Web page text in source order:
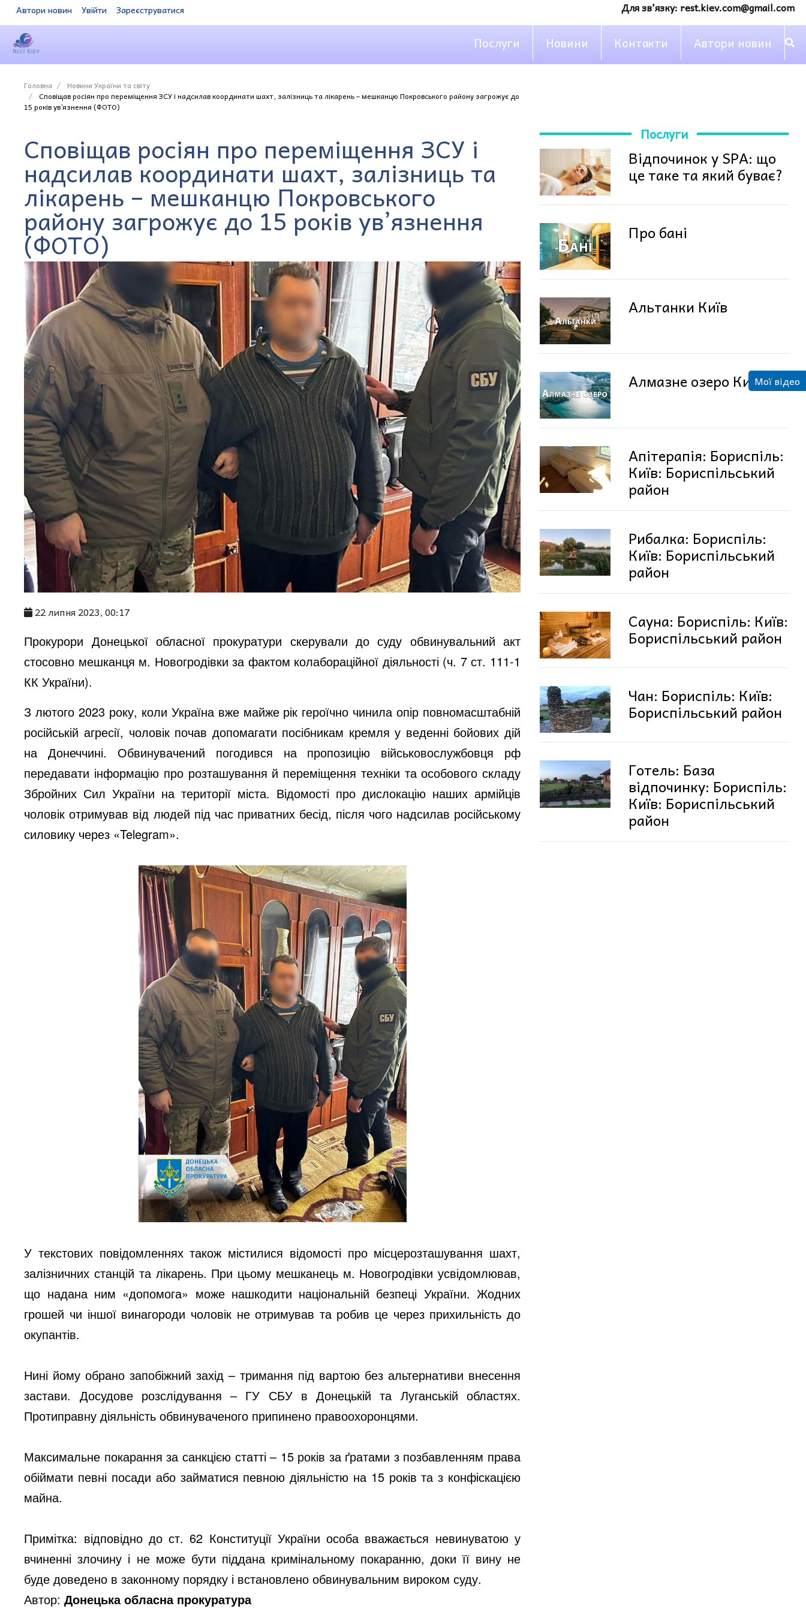
Автори новин Увійти Зареєструватися Для зв'язку: rest.kiev.com@gmail.com
Послуги Новини Контакти Автори новин
Головна
Новини України та світу
Сповіщав росіян про переміщення ЗСУ і надсилав координати шахт, залізниць та лікарень – мешканцю Покровського району загрожує до
15 років ув’язнення (ФОТО)
Сповіщав росіян про переміщення ЗСУ і
надсилав координати шахт, залізниць та
лікарень – мешканцю Покровського
району загрожує до 15 років ув’язнення
(ФОТО)
22 липня 2023, 00:17
Прокурори Донецької обласної прокуратури скерували до суду обвинувальний акт
стосовно мешканця м. Новогродівки за фактом колабораційної діяльності (ч. 7 ст. 111-1
КК України).
З лютого 2023 року, коли Україна вже майже рік героїчно чинила опір повномасштабній
російській агресії, чоловік почав допомагати посібникам кремля у веденні бойових дій
на Донеччині. Обвинувачений погодився на пропозицію військовослужбовця рф
передавати інформацію про розташування й переміщення техніки та особового складу
Збройних Сил України на території міста. Відомості про дислокацію наших армійців
чоловік отримував від людей під час приватних бесід, після чого надсилав російському
силовику через «Telegram».
У текстових повідомленнях також містилися відомості про місцерозташування шахт,
залізничних станцій та лікарень. При цьому мешканець м. Новогродівки усвідомлював,
що надана ним «допомога» може нашкодити національній безпеці України. Жодних
грошей чи іншої винагороди чоловік не отримував та робив це через прихильність до
окупантів.
Нині йому обрано запобіжний захід – тримання під вартою без альтернативи внесення
застави. Досудове розслідування – ГУ СБУ в Донецькій та Луганській областях.
Протиправну діяльність обвинуваченого припинено правоохоронцями.
Максимальне покарання за санкцією статті – 15 років за ґратами з позбавленням права
обіймати певні посади або займатися певною діяльністю на 15 років та з конфіскацією
майна.
Примітка: відповідно до ст. 62 Конституції України особа вважається невинуватою у
вчиненні злочину і не може бути піддана кримінальному покаранню, доки її вину не
буде доведено в законному порядку і встановлено обвинувальним вироком суду.
Автор:Донецька обласна прокуратура
Послуги
Відпочинок у SPA: що
це таке та який буває?
Про бані
Альтанки Київ
Алмазне озеро Київ
Апітерапія: Бориспіль:
Київ: Бориспільський
район
Рибалка: Бориспіль:
Київ: Бориспільський
район
Сауна: Бориспіль: Київ:
Бориспільський район
Чан: Бориспіль: Київ:
Бориспільський район
Готель: База
відпочинку: Бориспіль:
Київ: Бориспільський
район
Мої відео